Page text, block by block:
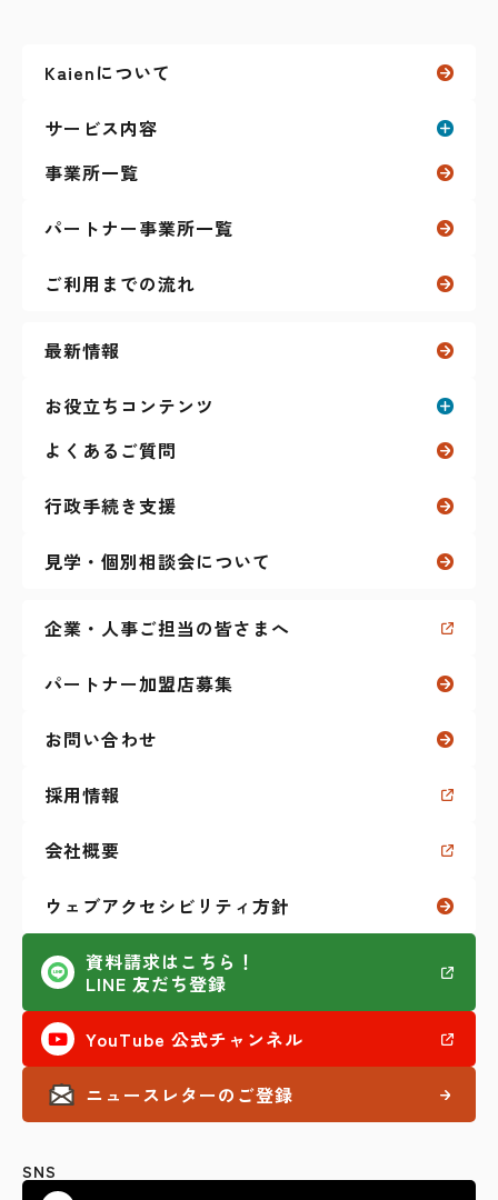
Kaienについて
サービス内容
その他のサービス
ティーンズ（放課後等デイサービス）
マイナーリーグ（障害者雇用 求人サイト）
事業所一覧
パートナー事業所一覧
ご利用までの流れ
最新情報
お役立ちコンテンツ
その他（セミナーなど）
よくあるご質問
行政手続き支援
見学・個別相談会について
企業・人事ご担当の皆さまへ
パートナー加盟店募集
お問い合わせ
採用情報
会社概要
ウェブアクセシビリティ方針
資料請求はこちら！
LINE 友だち登録
YouTube 公式チャンネル
ニュースレターのご登録
SNS